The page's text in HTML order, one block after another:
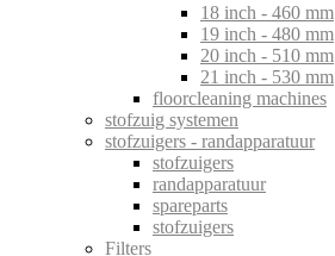
18 inch - 460 mm
19 inch - 480 mm
20 inch - 510 mm
21 inch - 530 mm
floorcleaning machines
stofzuig systemen
stofzuigers - randapparatuur
stofzuigers
randapparatuur
spareparts
stofzuigers
Filters